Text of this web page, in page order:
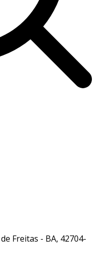
Freitas - BA, 42704-